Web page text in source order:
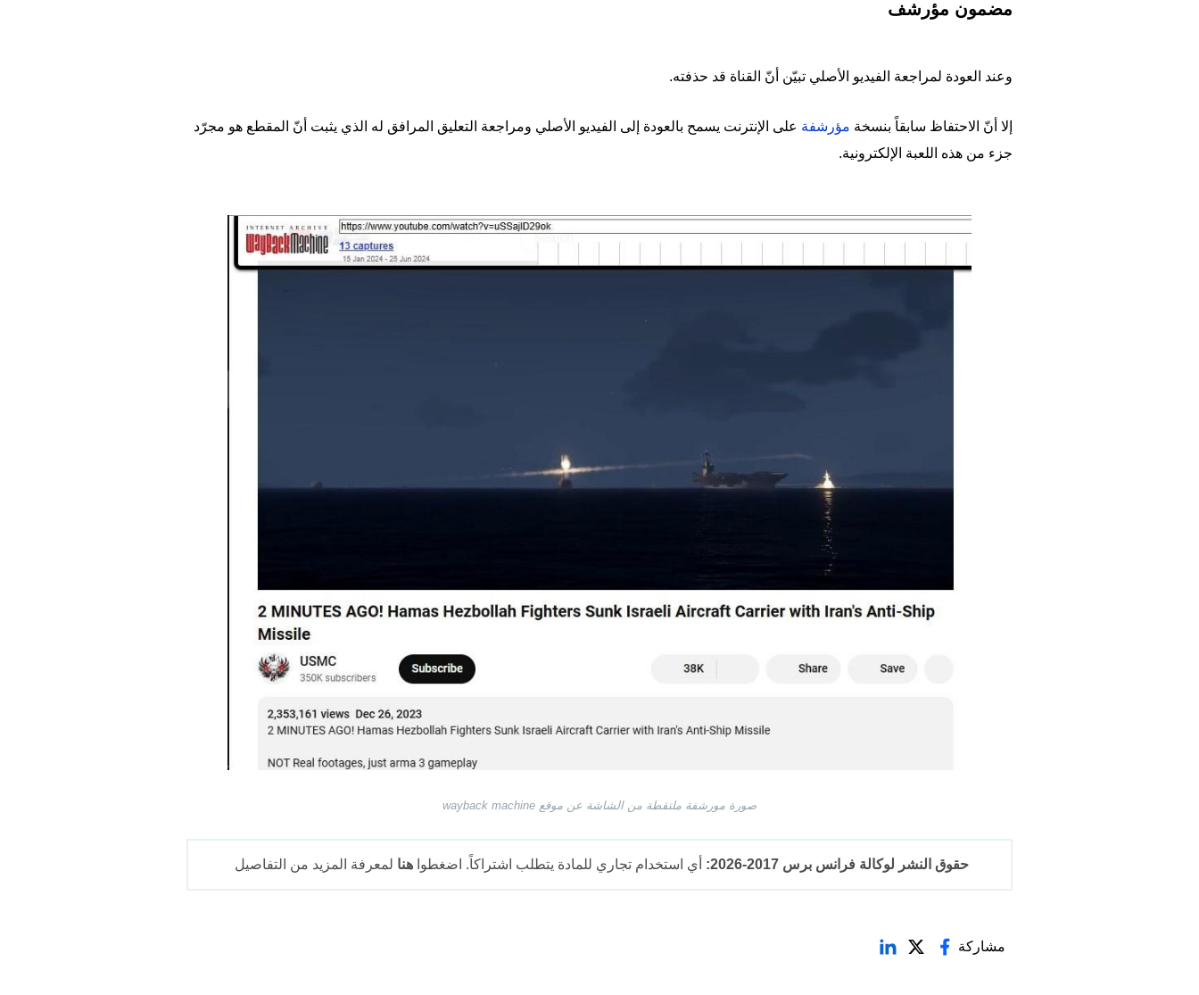
مضمون مؤرشف
وعند العودة لمراجعة الفيديو الأصلي تبيّن أنّ القناة قد حذفته.
إلا أنّ الاحتفاظ سابقاً بنسخة مؤرشفة على الإنترنت يسمح بالعودة إلى الفيديو الأصلي ومراجعة التعليق المرافق له الذي يثبت أنّ المقطع هو مجرّد
جزء من هذه اللعبة الإلكترونية.
صورة مورشفة ملتقطة من الشاشة عن موقع wayback machine
حقوق النشر لوكالة فرانس برس 2017-2026: أي استخدام تجاري للمادة يتطلب اشتراكاً. اضغطواهنا لمعرفة المزيد من التفاصيل
مشاركة